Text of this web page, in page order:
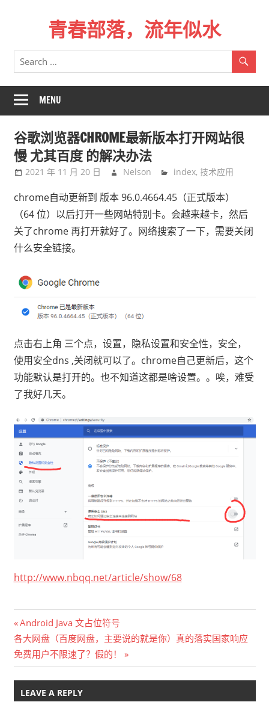
青春部落，流年似水
青
春
一
场
远
行，
总
记
来
时
的
MENU
谷歌浏览器CHROME最新版本打开网站很
慢 尤其百度 的解决办法
2021 年 11 月 20 日 Nelson index,技术应用
chrome自动更新到 版本 96.0.4664.45（正式版本）
（64 位）以后打开一些网站特别卡。会越来越卡，然后
关了chrome 再打开就好了。网络搜索了一下，需要关闭
什么安全链接。
点击右上角 三个点，设置，隐私设置和安全性，安全，
使用安全dns ,关闭就可以了。chrome自己更新后，这个
功能默认是打开的。也不知道这都是啥设置。。唉，难受
了我好几天。
http://www.nbqq.net/article/show/68
文
章
导
航
Previous
Post:
Android Java 文占位符号
Next
Post:
各大网盘（百度网盘，主要说的就是你）真的落实国家响应
免费用户不限速了？假的！
LEAVE A REPLY